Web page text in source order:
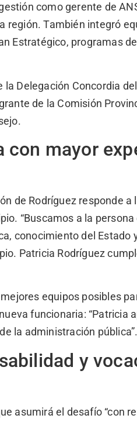
como gerente de
región. También integró
Estratégico, programas
Delegación Concordia
de la Comisión
con mayor
de Rodríguez responde a
“Buscamos a la persona
conocimiento del Estado
Patricia Rodríguez
equipos posibles
funcionaria: “Patricia
la administración pública”.
y
asumirá el desafío “con